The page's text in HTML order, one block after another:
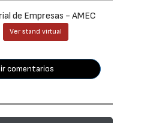
de Empresas - AMEC
Ver stand virtual
comentarios